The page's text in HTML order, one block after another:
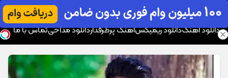
موزیک تار
دانلود آهنگدانلود ریمیکسآهنگ پرطرفداردانلود مداحیتماس با ما